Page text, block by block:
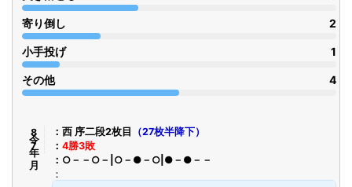
寄り倒し 2
小手投げ 1
その他 4
令8年7月 西 序二段2枚目
（27枚半降下）
4勝3敗
○－－○－|○－●－○|●－●－－